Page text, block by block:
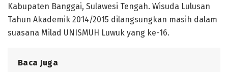
Kabupaten Banggai, Sulawesi Tengah. Wisuda Lulusan
Tahun Akademik 2014/2015 dilangsungkan masih dalam
suasana Milad UNISMUH Luwuk yang ke-16.
Baca Juga